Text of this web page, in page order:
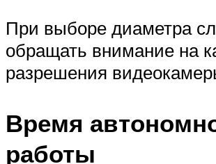
При выборе диаметра
обращать внимание на
разрешения
Время
работы